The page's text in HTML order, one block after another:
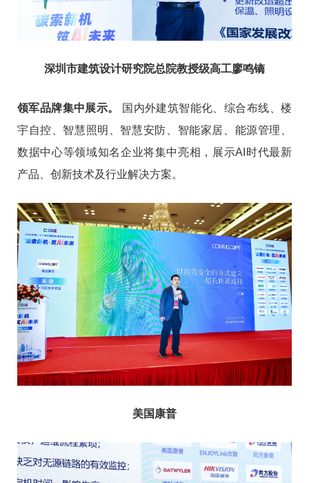
深圳市建筑设计研究院总院教授级高工廖鸣镝
领军品牌集中展示。
国内外建筑智能化、综合布线、楼
宇自控、智慧照明、智慧安防、智能家居、能源管理、
数据中心等领域知名企业将集中亮相，展示AI时代最新
产品、创新技术及行业解决方案。
美国康普